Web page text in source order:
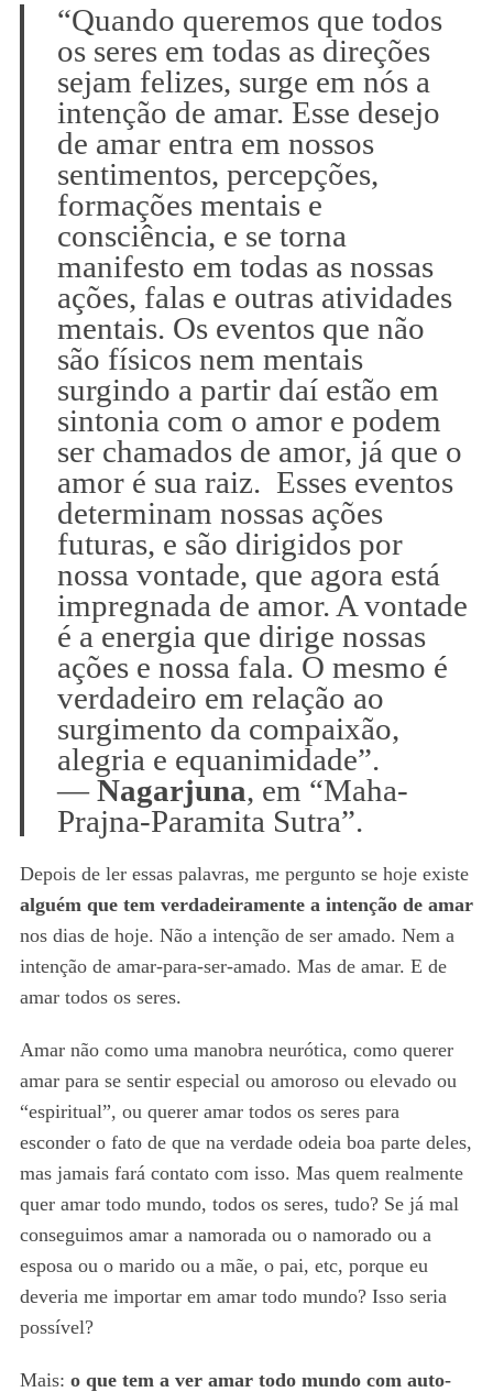
“Quando queremos que todos
os seres em todas as direções
sejam felizes, surge em nós a
intenção de amar. Esse desejo
de amar entra em nossos
sentimentos, percepções,
formações mentais e
consciência, e se torna
manifesto em todas as nossas
ações, falas e outras atividades
mentais. Os eventos que não
são físicos nem mentais
surgindo a partir daí estão em
sintonia com o amor e podem
ser chamados de amor, já que o
amor é sua raiz. Esses eventos
determinam nossas ações
futuras, e são dirigidos por
nossa vontade, que agora está
impregnada de amor. A vontade
é a energia que dirige nossas
ações e nossa fala. O mesmo é
verdadeiro em relação ao
surgimento da compaixão,
alegria e equanimidade”.
—Nagarjuna, em “Maha-
Prajna-Paramita Sutra”.
Depois de ler essas palavras, me pergunto se hoje existe
alguém que tem verdadeiramente a intenção de amar
nos dias de hoje. Não a intenção de ser amado. Nem a
intenção de amar-para-ser-amado. Mas de amar. E de
amar todos os seres.
Amar não como uma manobra neurótica, como querer
amar para se sentir especial ou amoroso ou elevado ou
“espiritual”, ou querer amar todos os seres para
esconder o fato de que na verdade odeia boa parte deles,
mas jamais fará contato com isso. Mas quem realmente
quer amar todo mundo, todos os seres, tudo? Se já mal
conseguimos amar a namorada ou o namorado ou a
esposa ou o marido ou a mãe, o pai, etc, porque eu
deveria me importar em amar todo mundo? Isso seria
possível?
Mais: o que tem a ver amar todo mundo com auto-